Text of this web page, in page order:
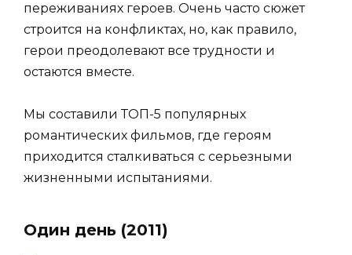
переживаниях героев. Очень часто сюжет
строится на конфликтах, но, как правило,
герои преодолевают все трудности и
остаются вместе.
Мы составили ТОП-5 популярных
романтических фильмов, где героям
приходится сталкиваться с серьезными
жизненными испытаниями.
Один день (2011)